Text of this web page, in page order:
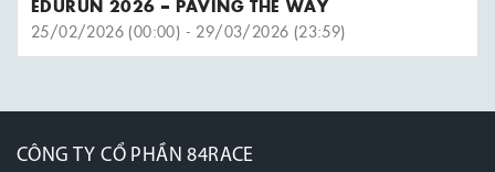
EDURUN 2026 – PAVING THE WAY
25/02/2026 (00:00) - 29/03/2026 (23:59)
CÔNG TY CỔ PHẦN 84RACE